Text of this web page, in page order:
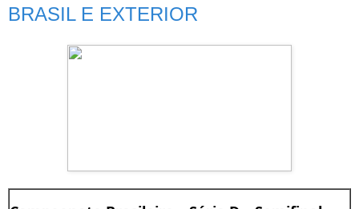
BRASIL E EXTERIOR